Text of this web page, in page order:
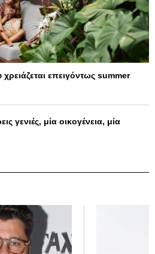
επειγόντως summer
γενιές, μία οικογένεια, μία